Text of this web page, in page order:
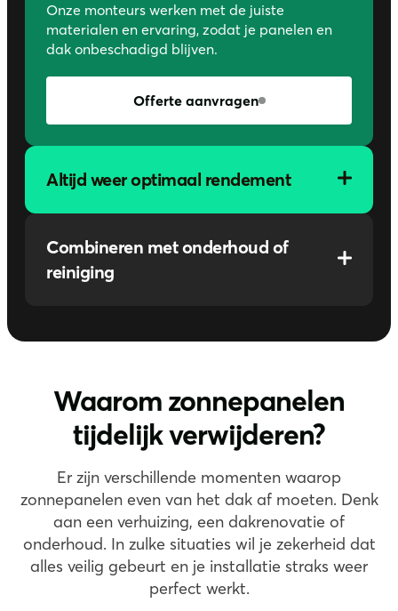
Onze monteurs werken met de juiste
materialen en ervaring, zodat je panelen en
dak onbeschadigd blijven.
Offerte aanvragen
Altijd weer optimaal rendement
Na de herinstallatie controleren we de
systeem weer optimaal presteert.
Combineren met onderhoud of
reiniging
topconditie terug op het dak gaat.
Offerte aanvragen
Waarom zonnepanelen
tijdelijk verwijderen?
Er zijn verschillende momenten waarop
zonnepanelen even van het dak af moeten. Denk
aan een verhuizing, een dakrenovatie of
onderhoud. In zulke situaties wil je zekerheid dat
alles veilig gebeurt en je installatie straks weer
perfect werkt.
Verhuizen
naar een
nieuwe
Dakrenovatie